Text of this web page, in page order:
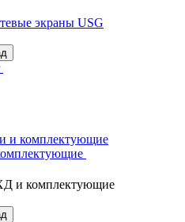
экраны USG
и комплектующие
и комплектующие